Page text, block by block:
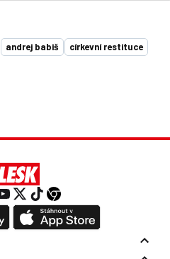
andrej babiš církevní restituce